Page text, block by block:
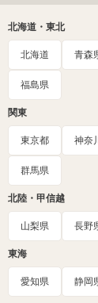
北海道・東北
北海道 青森
福島県
関東
東京都 神奈
群馬県
北陸・甲信越
山梨県 長野
東海
愛知県 静岡